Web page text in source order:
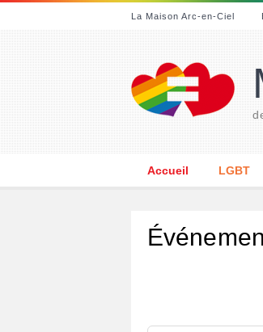
La Maison Arc-en-Ciel
Accueil LGBT